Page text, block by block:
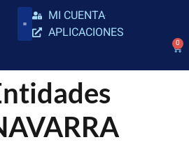
MI CUENTA
APLICACIONES
0